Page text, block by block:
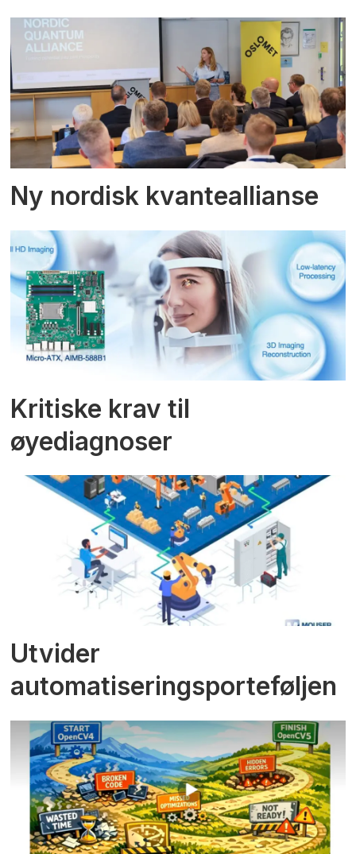
Ny nordisk kvanteallianse
Kritiske krav til
øyediagnoser
Utvider
automatiseringsporteføljen